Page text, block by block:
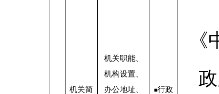
机关简
机关职能、
机构设置、
办公地址、
■行政